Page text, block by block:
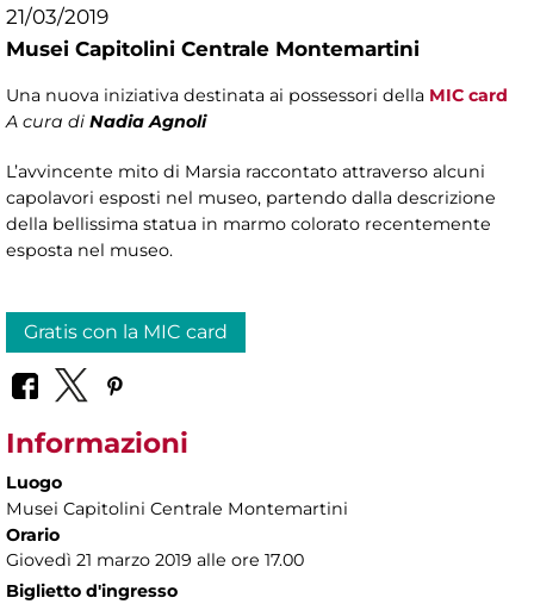
21/03/2019
Musei Capitolini Centrale Montemartini
Una nuova iniziativa destinata ai possessori della MIC card
A cura di Nadia Agnoli
L’avvincente mito di Marsia raccontato attraverso alcuni
capolavori esposti nel museo, partendo dalla descrizione
della bellissima statua in marmo colorato recentemente
esposta nel museo.
Gratis con la MIC card
Informazioni
Luogo
Musei Capitolini Centrale Montemartini
Orario
Giovedì 21 marzo 2019 alle ore 17.00
Biglietto d'ingresso